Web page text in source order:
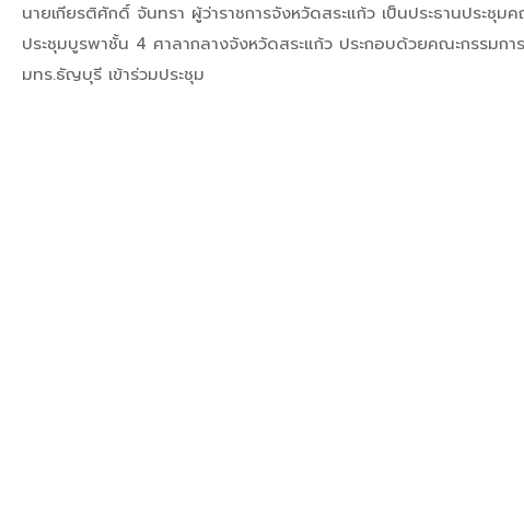
นายเกียรติศักดิ์ จันทรา ผู้ว่าราชการจังหวัดสระแก้ว เป็นประธานประ
ประชุมบูรพาชั้น 4 ศาลากลางจังหวัดสระแก้ว ประกอบด้วยคณะกรร
มทร.ธัญบุรี เข้าร่วมประชุม